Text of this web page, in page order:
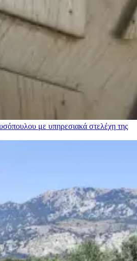
με υπηρεσιακά στελέχη της